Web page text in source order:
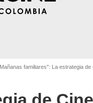
familiares": La estrategia